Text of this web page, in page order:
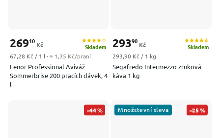
Lenor Professional Aviváž
Sommerbrise 200 pracích dávek, 4
l
Skladem
26910
Kč
Měrná cena:
67,28 Kč / 1 l · ≈ 1,35 Kč/praní
Segafredo Intermezzo zrnková
káva 1 kg
Skladem
29390
Kč
Měrná cena:
293,90 Kč / 1 kg
–44 % Množstevní sleva –25 %